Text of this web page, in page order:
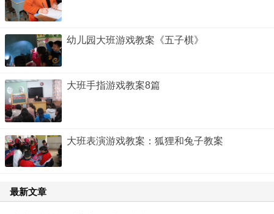
幼儿园大班游戏教案《五子棋》
大班手指游戏教案8篇
大班表演游戏教案：狐狸和兔子教案
最新文章